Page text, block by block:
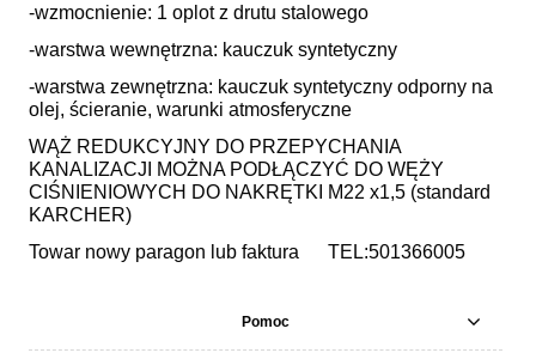
-wzmocnienie: 1 oplot z drutu stalowego
-warstwa wewnętrzna: kauczuk syntetyczny
-warstwa zewnętrzna: kauczuk syntetyczny odporny na
olej, ścieranie, warunki atmosferyczne
WĄŻ REDUKCYJNY DO PRZEPYCHANIA
KANALIZACJI MOŻNA PODŁĄCZYĆ DO WĘŻY
CIŚNIENIOWYCH DO NAKRĘTKI M22 x1,5 (standard
KARCHER)
Towar nowy paragon lub faktura TEL:501366005
Pomoc